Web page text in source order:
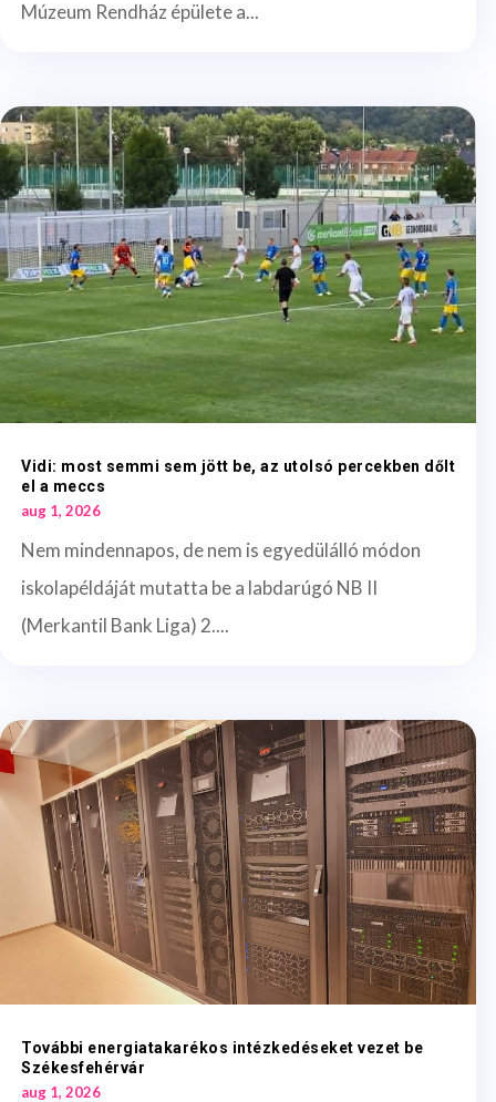
Múzeum Rendház épülete a...
Vidi: most semmi sem jött be, az utolsó percekben dőlt
el a meccs
aug 1, 2026
Nem mindennapos, de nem is egyedülálló módon
iskolapéldáját mutatta be a labdarúgó NB II
(Merkantil Bank Liga) 2....
További energiatakarékos intézkedéseket vezet be
Székesfehérvár
aug 1, 2026